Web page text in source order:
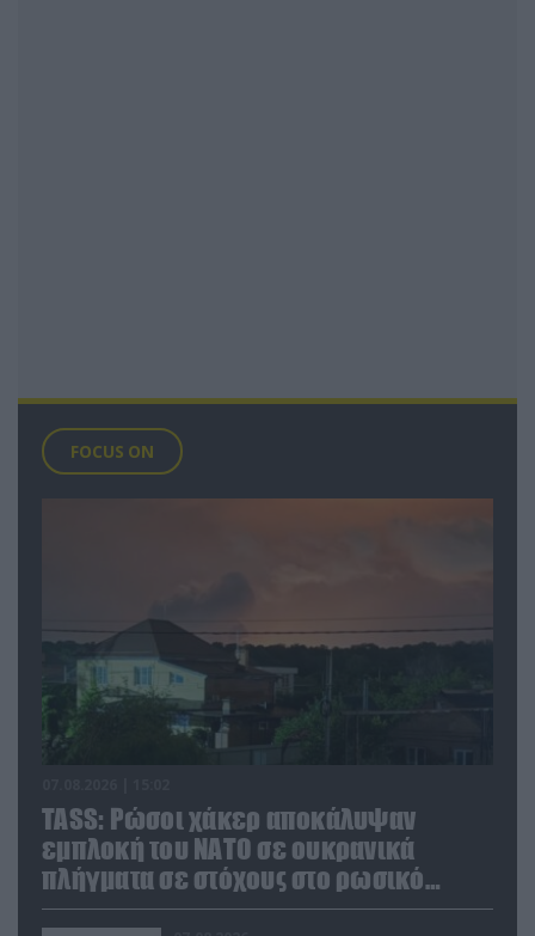
FOCUS ON
TASS: Ρώσοι χάκερ αποκάλυψαν
εμπλοκή του ΝΑΤΟ σε ουκρανικά
πλήγματα σε στόχους στο ρωσικό
έδαφος!